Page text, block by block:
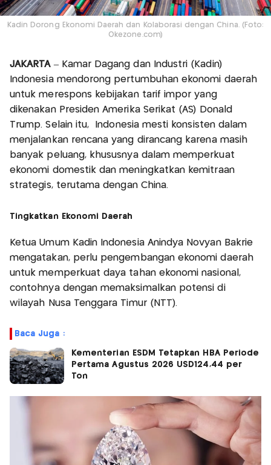
Kadin Dorong Ekonomi Daerah dan Kolaborasi dengan China. (Foto:
Okezone.com)
JAKARTA– Kamar Dagang dan Industri (Kadin)
Indonesia mendorong pertumbuhan ekonomi daerah
untuk merespons kebijakan tarif impor yang
dikenakan Presiden Amerika Serikat (AS) Donald
Trump. Selain itu, Indonesia mesti konsisten dalam
menjalankan rencana yang dirancang karena masih
banyak peluang, khususnya dalam memperkuat
ekonomi domestik dan meningkatkan kemitraan
strategis, terutama dengan China.
Tingkatkan Ekonomi Daerah
Ketua Umum Kadin Indonesia Anindya Novyan Bakrie
mengatakan, perlu pengembangan ekonomi daerah
untuk memperkuat daya tahan ekonomi nasional,
contohnya dengan memaksimalkan potensi di
wilayah Nusa Tenggara Timur (NTT).
Baca Juga :
Kementerian ESDM Tetapkan HBA Periode
Pertama Agustus 2026 USD124,44 per
Ton